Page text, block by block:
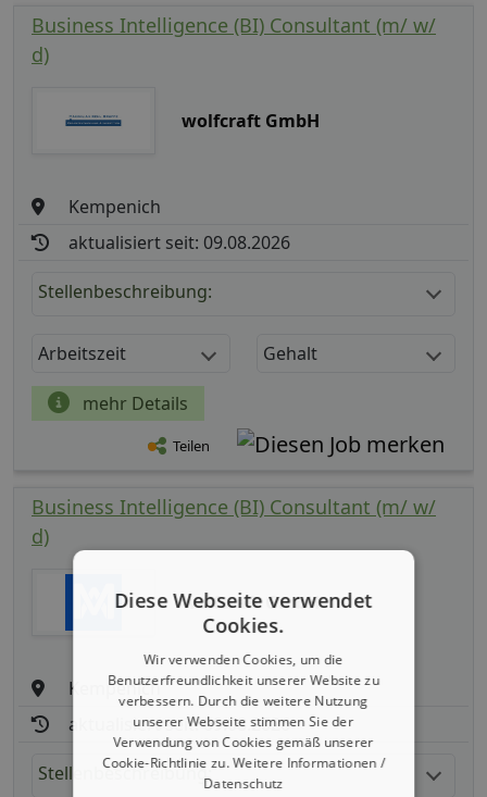
Business Intelligence (BI) Consultant (m/ w/
d)
wolfcraft GmbH
Kempenich
aktualisiert seit: 09.08.2026
Stellenbeschreibung:
Arbeitszeit Gehalt
mehr Details
Teilen
Business Intelligence (BI) Consultant (m/ w/
d)
wolfcraft GmbH
Kempenich
aktualisiert seit: 09.08.2026
Stellenbeschreibung:
Diese Webseite verwendet
Cookies.
Wir verwenden Cookies, um die
Benutzerfreundlichkeit unserer Website zu
verbessern. Durch die weitere Nutzung
unserer Webseite stimmen Sie der
Verwendung von Cookies gemäß unserer
Cookie-Richtlinie zu.Weitere Informationen /
Datenschutz